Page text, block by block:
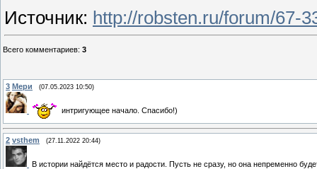
Источник: http://robsten.ru/forum/67-
Всего комментариев: 3
3 Мери (07.05.2023 10:50)
интригующее начало. Спасибо!)
2 vsthem (27.11.2022 20:44)
В истории найдётся место и радости. Пусть не сразу, но она непременно